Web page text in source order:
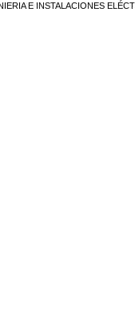
E INSTALACIONES